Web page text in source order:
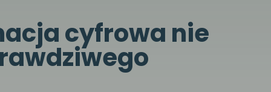
cyfrowa nie